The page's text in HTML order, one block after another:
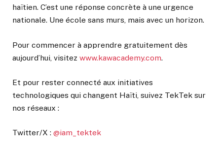
haïtien. C’est une réponse concrète à une urgence
nationale. Une école sans murs, mais avec un horizon.
Pour commencer à apprendre gratuitement dès
aujourd’hui, visitez www.kawacademy.com.
Et pour rester connecté aux initiatives
technologiques qui changent Haïti, suivez TekTek sur
nos réseaux :
Twitter/X : @iam_tektek